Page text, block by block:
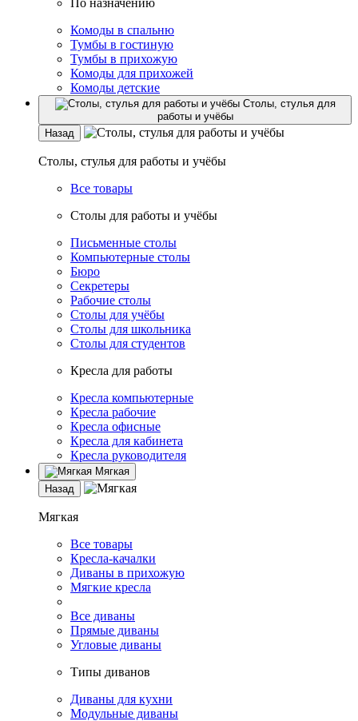
По назначению
Комоды в спальню
Тумбы в гостиную
Тумбы в прихожую
Комоды для прихожей
Комоды детские
Столы, стулья для
работы и учёбы
Назад
Столы, стулья для работы и учёбы
Все товары
Столы для работы и учёбы
Письменные столы
Компьютерные столы
Бюро
Секретеры
Рабочие столы
Столы для учёбы
Столы для школьника
Столы для студентов
Кресла для работы
Кресла компьютерные
Кресла рабочие
Кресла офисные
Кресла для кабинета
Кресла руководителя
Мягкая
Назад
Мягкая
Все товары
Кресла-качалки
Диваны в прихожую
Мягкие кресла
Все диваны
Прямые диваны
Угловые диваны
Типы диванов
Диваны для кухни
Модульные диваны